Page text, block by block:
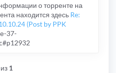
о торренте на
находится здесь Re:
(Post by PPK
37-
из 1